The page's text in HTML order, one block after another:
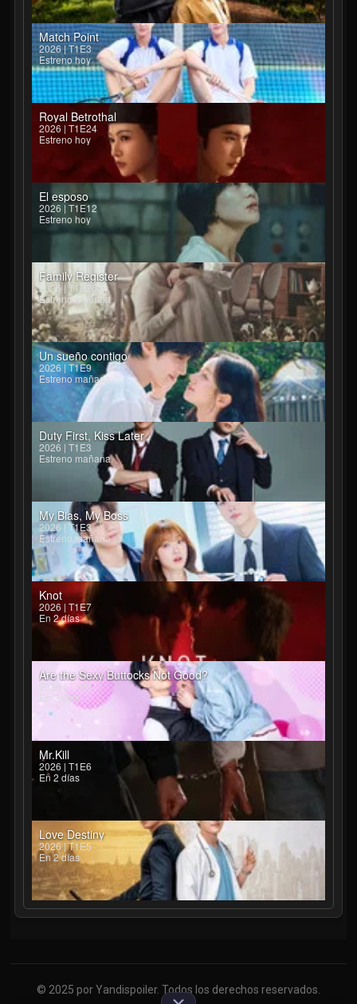
Match Point
2026 | T1E3
Estreno hoy
Royal Betrothal
2026 | T1E24
Estreno hoy
El esposo
2026 | T1E12
Estreno hoy
Family Register
2026 | T1E26
Estreno mañana
Un sueño contigo
2026 | T1E9
Estreno mañana
Duty First, Kiss Later
2026 | T1E3
Estreno mañana
My Bias, My Boss
2026 | T1E3
Estreno mañana
Knot
2026 | T1E7
En 2 días
Are the Sexy Buttocks Not Good?
2026 | T1E6
En 2 días
Mr.Kill
2026 | T1E6
En 2 días
Love Destiny
2026 | T1E5
En 2 días
© 2025 por Yandispoiler. Todos los derechos reservados.